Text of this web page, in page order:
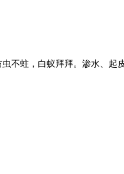
蛀，白蚁拜拜。渗水、起